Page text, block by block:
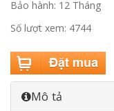
Bảo hành: 12 Tháng
Số lượt xem: 4744
Mô tả